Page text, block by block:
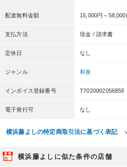
配達無料金額 15,000円～58,000
支払方法 現金 / 請求書
定休日 なし
ジャンル 和食
インボイス登録番号 T7020002056858
電子発行可 なし
横浜藤よしの特定商取引法に基づく表記
横浜藤よしに似た条件の店舗